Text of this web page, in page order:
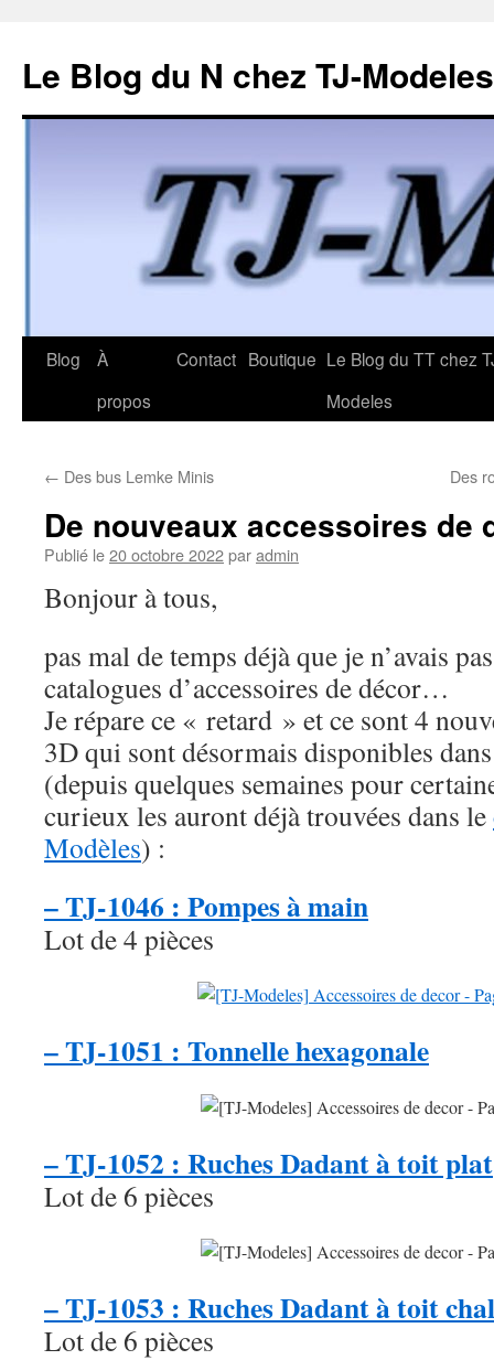
Le Blog du N chez TJ-Modeles
Aller
Blog
À
propos
Contact Boutique Le Blog du TT chez
Modeles
← Des bus Lemke Minis Des
De nouveaux accessoires de
Publié le20 octobre 2022paradmin
Bonjour à tous,
pas mal de temps déjà que je n’avais
catalogues d’accessoires de décor…
Je répare ce « retard » et ce sont 4
3D qui sont désormais disponibles
(depuis quelques semaines pour
curieux les auront déjà trouvées dans le
Modèles) :
– TJ-1046 : Pompes à main
Lot de 4 pièces
– TJ-1051 : Tonnelle hexagonale
– TJ-1052 : Ruches Dadant à toit plat
Lot de 6 pièces
– TJ-1053 : Ruches Dadant à toit
Lot de 6 pièces